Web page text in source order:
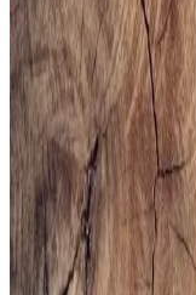
Altınyılz<dı>z
ve yüksek kaliteli
görünümüyle resmi ve
aksesuar sunar.
Bej Erkek Spor
Bir Arada
Bej erkek spor
yönlü kullanımı ve
konforlu ve şık